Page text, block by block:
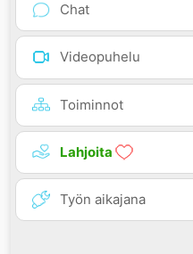
Chat
Videopuhelu
Toiminnot
Lahjoita
Työn aikajana